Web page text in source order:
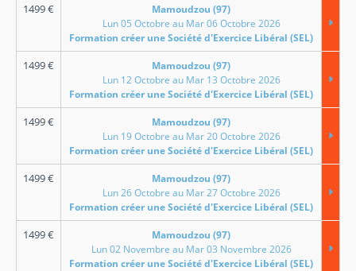
1499€
Mamoudzou (97)
Lun 05 Octobre au Mar 06 Octobre 2026
Formation créer une Société d'Exercice Libéral (SEL)
1499€
Mamoudzou (97)
Lun 12 Octobre au Mar 13 Octobre 2026
Formation créer une Société d'Exercice Libéral (SEL)
1499€
Mamoudzou (97)
Lun 19 Octobre au Mar 20 Octobre 2026
Formation créer une Société d'Exercice Libéral (SEL)
1499€
Mamoudzou (97)
Lun 26 Octobre au Mar 27 Octobre 2026
Formation créer une Société d'Exercice Libéral (SEL)
1499€
Mamoudzou (97)
Lun 02 Novembre au Mar 03 Novembre 2026
Formation créer une Société d'Exercice Libéral (SEL)